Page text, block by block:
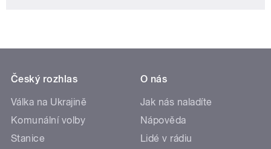
Český rozhlas
Válka na Ukrajině
Komunální volby
Stanice
O nás
Jak nás naladíte
Nápověda
Lidé v rádiu